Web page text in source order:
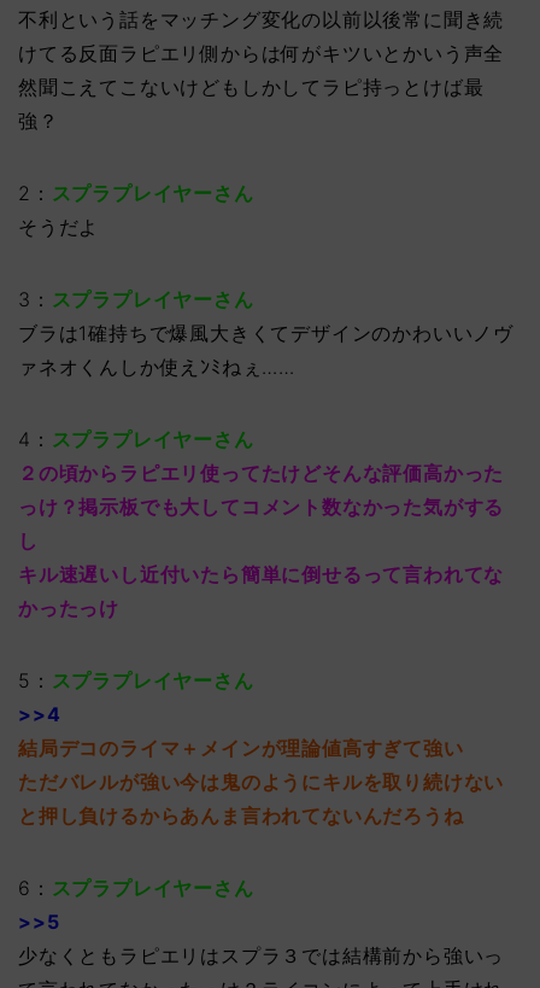
不利という話をマッチング変化の以前以後常に聞き続
けてる反面ラピエリ側からは何がキツいとかいう声全
然聞こえてこないけどもしかしてラピ持っとけば最
強？
2： スプラプレイヤーさん
そうだよ
3： スプラプレイヤーさん
ブラは1確持ちで爆風大きくてデザインのかわいいノヴ
ァネオくんしか使えﾝﾐねぇ……
4： スプラプレイヤーさん
２の頃からラピエリ使ってたけどそんな評価高かった
っけ？掲示板でも大してコメント数なかった気がする
し
キル速遅いし近付いたら簡単に倒せるって言われてな
かったっけ
5： スプラプレイヤーさん
>>4
結局デコのライマ＋メインが理論値高すぎて強い
ただバレルが強い今は鬼のようにキルを取り続けない
と押し負けるからあんま言われてないんだろうね
6： スプラプレイヤーさん
>>5
少なくともラピエリはスプラ３では結構前から強いっ